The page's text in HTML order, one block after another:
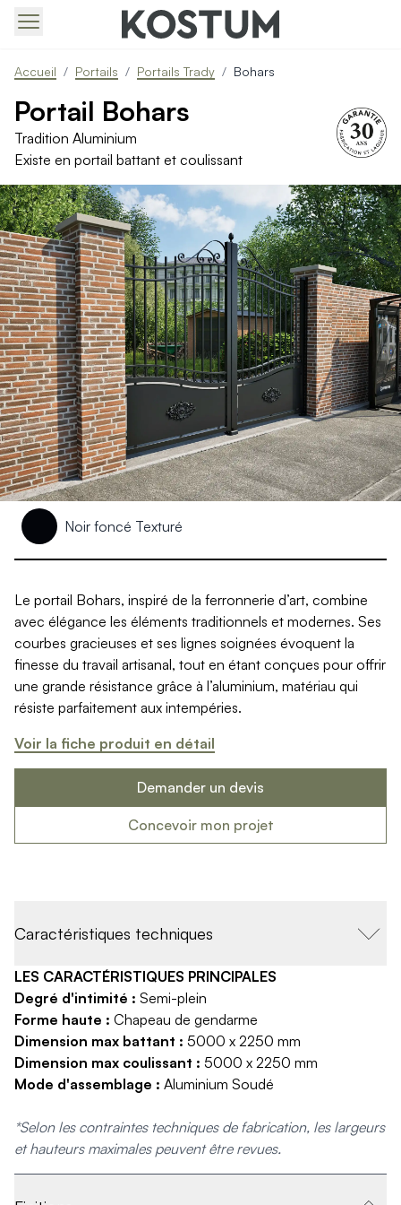
Produits > Portails > Portails contemporains
Produits > Portails > Portails traditionnels
Produits > Portails > Portails architectes
Produits > Portails > Portails avec décors
Produits > Portails > Portails économiques
Produits > Portails > Motorisation Portail
Produits > Portails > Les ouvertures spéciales
Produits > Portillons > Tous nos portillons
Produits > Portillons > Portillons contemporains
Produits > Portillons > Portillons traditionnels
Produits > Portillons > Portillons architectes
Produits > Portillons > Portillons décoratifs
Produits > Portillons > Motorisation Portillon
Produits > Portillons > Ouvertures Spéciales
Produits > Clôtures > Toutes nos clôtures
Produits > Clôtures > Clôtures contemporaines
Produits > Clôtures > Clôtures traditionnelles
Produits > Clôtures > Clôtures architectes
Produits > Clôtures > Clôtures décoratives
Produits > Clôtures > Claustras
Produits > Garde-corps et rambardes > Tous nos garde-
Produits > Garde-corps et rambardes > Garde-corps à
Produits > Garde-corps et rambardes > Clôtures
Produits > Garde-corps et rambardes > Aides à la montée
Produits > Garde-corps et rambardes > Séparatifs de
Produits > Pergolas > Pergolas
Produits > Pergolas > Guide de choix
Produits > Carports > Carports voiture
Produits > Porche d'entrée > Porche d'entrée
Produits > Cuisine extérieure > Cuisine extérieure
Produits > Habillages extérieur aluminium > Tous nos
Produits > Habillages extérieur aluminium > Habillage de
Produits > Habillages extérieur aluminium > Habillage de
Produits > Produits par collection > Comparer les
Produits > Produits par collection > Collection Cosy
Produits > Produits par collection > Collection Trady
Produits > Produits par collection > Collection Fresk
Produits > Produits par collection > Collection Bois
Produits > Produits par collection > Collection Ceklo
Produits > Coloris et décors > Coloris aluminium
Produits > Coloris et décors > Essences de bois
Produits > Coloris et décors > Coloris sur-mesure
Produits > Coloris et décors > Décors Fresk
Produits > Options > Poteaux
Accueil / Portails / Portails Trady / Bohars
Portail Bohars
Tradition Aluminium
Existe en portail battant et coulissant
Noir foncé Texturé
Le portail Bohars, inspiré de la ferronnerie d’art, combine
avec élégance les éléments traditionnels et modernes. Ses
courbes gracieuses et ses lignes soignées évoquent la
finesse du travail artisanal, tout en étant conçues pour offrir
une grande résistance grâce à l’aluminium, matériau qui
résiste parfaitement aux intempéries.
Voir la fiche produit en détail
Demander un devis
Concevoir mon projet
Caractéristiques techniques
LES CARACTÉRISTIQUES PRINCIPALES
Degré d'intimité : Semi-plein
Forme haute : Chapeau de gendarme
Dimension max battant : 5000 x 2250 mm
Dimension max coulissant : 5000 x 2250 mm
Mode d'assemblage : Aluminium Soudé
*Selon les contraintes techniques de fabrication, les largeurs
et hauteurs maximales peuvent être revues.